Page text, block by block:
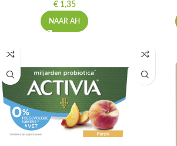
€1,35
NAAR AH